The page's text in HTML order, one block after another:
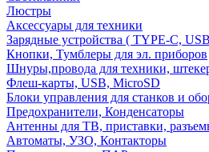
Люстры
Аксессуары для техники
Зарядные устройства ( TYPE-C,
Кнопки, Тумблеры для эл. приборов
Шнуры,провода для техники,
Флеш-карты, USB, MicroSD
Блоки управления для станков и
Предохранители, Конденсаторы
Антенны для ТВ, приставки,
Автоматы, УЗО, Контакторы